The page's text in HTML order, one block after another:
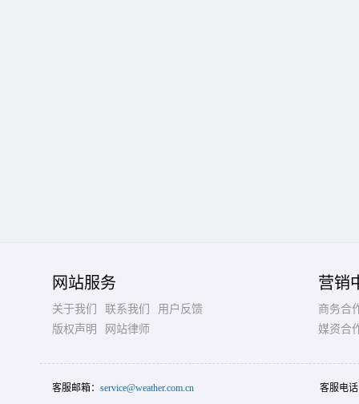
网站服务
关于我们 联系我们
用户反馈
版权声明
网站律师
营销
商务合
媒资合
客服邮箱： service@weather.com.cn 客服电